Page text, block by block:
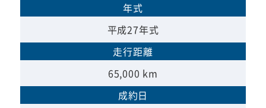
年式
平成27年式
走行距離
65,000 km
成約日